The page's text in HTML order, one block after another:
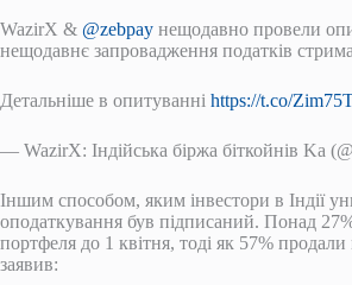
WazirX & @zebpay нещодавно провели
нещодавнє запровадження податків
Детальніше в опитуванні https://t.co/
— WazirX: Індійська біржа біткойнів Ka
Іншим способом, яким інвестори в Індії
оподаткування був підписаний. Понад 27%
портфеля до 1 квітня, тоді як 57%
заявив: